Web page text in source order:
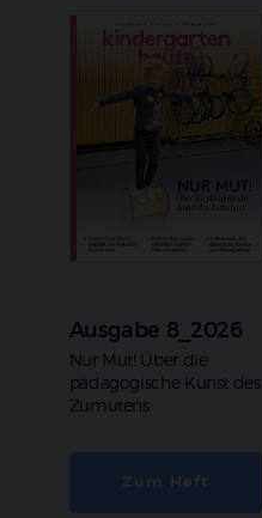
Ausgabe 8_2026
:
Nur Mut! Über die
pädagogische Kunst des
Zumutens